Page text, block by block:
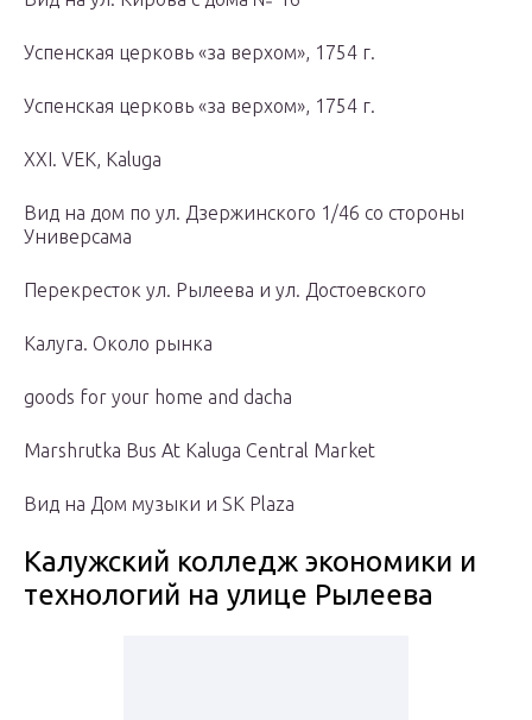
Успенская церковь «за верхом», 1754 г.
Успенская церковь «за верхом», 1754 г.
XXI. VEK, Kaluga
Вид на дом по ул. Дзержинского 1/46 со стороны
Универсама
Перекресток ул. Рылеева и ул. Достоевского
Калуга. Около рынка
goods for your home and dacha
Marshrutka Bus At Kaluga Central Market
Вид на Дом музыки и SK Plaza
Калужский колледж экономики и
технологий на улице Рылеева